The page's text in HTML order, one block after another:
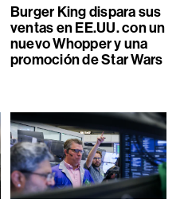
Burger King dispara sus
ventas en EE.UU. con un
nuevo Whopper y una
promoción de Star Wars